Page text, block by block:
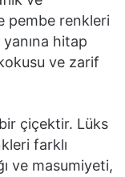
pembe renkleri
yanına hitap
ve zarif
çiçektir. Lüks
farklı
ve masumiyeti,